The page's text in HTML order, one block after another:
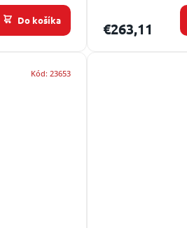
Do košíka €263,11
Kód: 23653